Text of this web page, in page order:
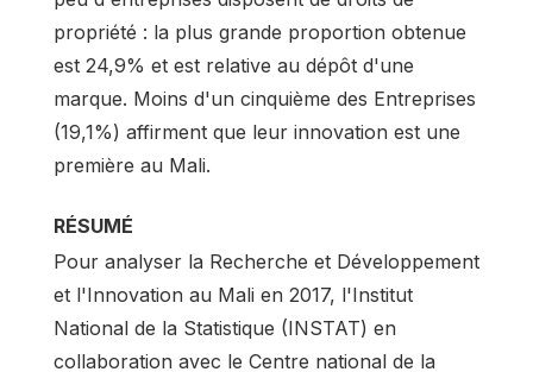
propriété : la plus grande proportion obtenue
est 24,9% et est relative au dépôt d'une
marque. Moins d'un cinquième des Entreprises
(19,1%) affirment que leur innovation est une
première au Mali.
RÉSUMÉ
Pour analyser la Recherche et Développement
et l'Innovation au Mali en 2017, l'Institut
National de la Statistique (INSTAT) en
collaboration avec le Centre national de la